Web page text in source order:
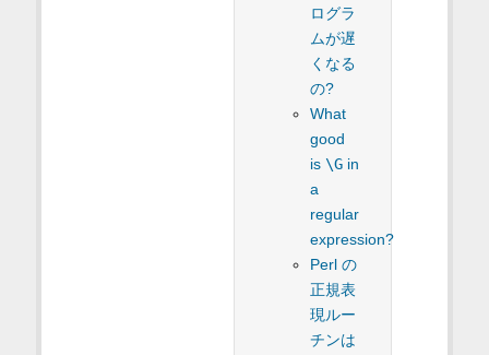
ログラ
ムが遅
くなる
の?
What
good
is \Gin
a
regular
expression?
Perl の
正規表
現ルー
チンは